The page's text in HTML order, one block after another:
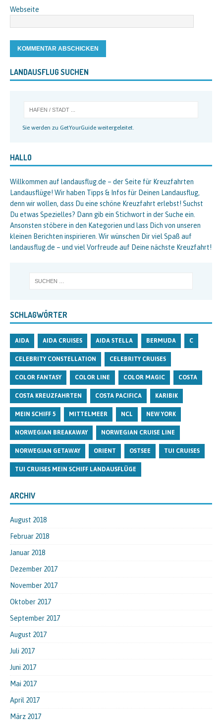
Webseite
LANDAUSFLUG SUCHEN
Sie werden zu GetYourGuide weitergeleitet.
HALLO
Willkommen auf landausflug.de – der Seite für Kreuzfahrten
Landausflüge! Wir haben Tipps & Infos für Deinen Landausflug,
denn wir wollen, dass Du eine schöne Kreuzfahrt erlebst! Suchst
Du etwas Spezielles? Dann gib ein Stichwort in der Suche ein.
Ansonsten stöbere in den Kategorien und lass Dich von unseren
kleinen Berichten inspirieren. Wir wünschen Dir viel Spaß auf
landausflug.de – und viel Vorfreude auf Deine nächste Kreuzfahrt!
SCHLAGWÖRTER
AIDA AIDA CRUISES AIDA STELLA BERMUDA C
CELEBRITY CONSTELLATION CELEBRITY CRUISES
COLOR FANTASY COLOR LINE COLOR MAGIC COSTA
COSTA KREUZFAHRTEN COSTA PACIFICA KARIBIK
MEIN SCHIFF 5 MITTELMEER NCL NEW YORK
NORWEGIAN BREAKAWAY NORWEGIAN CRUISE LINE
NORWEGIAN GETAWAY ORIENT OSTSEE TUI CRUISES
TUI CRUISES MEIN SCHIFF LANDAUSFLÜGE
ARCHIV
August 2018
Februar 2018
Januar 2018
Dezember 2017
November 2017
Oktober 2017
September 2017
August 2017
Juli 2017
Juni 2017
Mai 2017
April 2017
März 2017